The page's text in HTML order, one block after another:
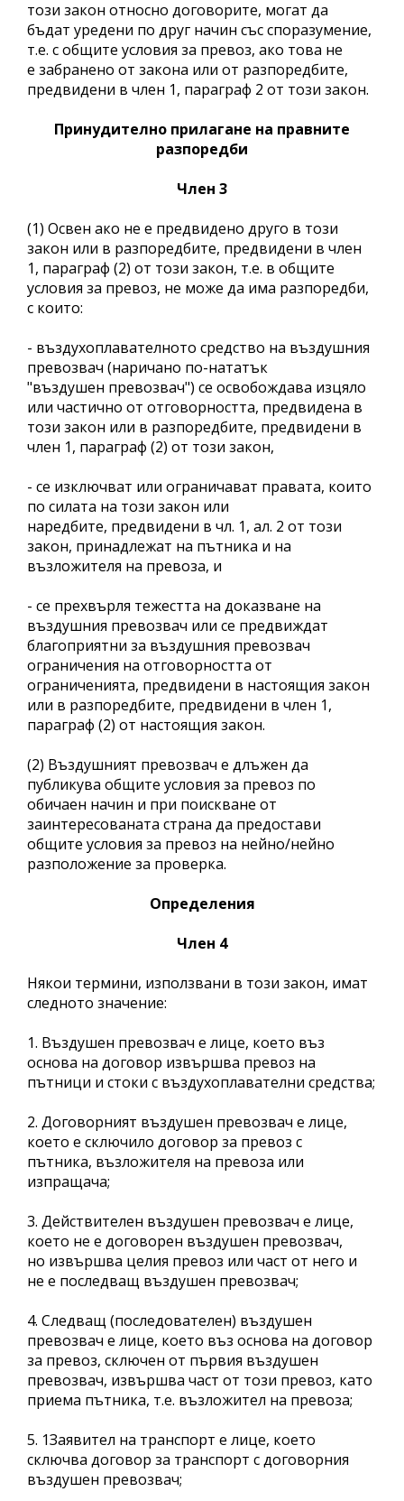
този закон относно договорите, могат да
бъдат уредени по друг начин със споразумение,
т.е. с общите условия за превоз, ако това не
е забранено от закона или от разпоредбите,
предвидени в член 1, параграф 2 от този закон.
Принудително прилагане на правните
разпоредби
Член 3
(1) Освен ако не е предвидено друго в този
закон или в разпоредбите, предвидени в член
1, параграф (2) от този закон, т.е. в общите
условия за превоз, не може да има разпоредби,
с които:
- въздухоплавателното средство на въздушния
превозвач (наричано по-нататък
"въздушен превозвач") се освобождава изцяло
или частично от отговорността, предвидена в
този закон или в разпоредбите, предвидени в
член 1, параграф (2) от този закон,
- се изключват или ограничават правата, които
по силата на този закон или
наредбите, предвидени в чл. 1, ал. 2 от този
закон, принадлежат на пътника и на
възложителя на превоза, и
- се прехвърля тежестта на доказване на
въздушния превозвач или се предвиждат
благоприятни за въздушния превозвач
ограничения на отговорността от
ограниченията, предвидени в настоящия закон
или в разпоредбите, предвидени в член 1,
параграф (2) от настоящия закон.
(2) Въздушният превозвач е длъжен да
публикува общите условия за превоз по
обичаен начин и при поискване от
заинтересованата страна да предостави
общите условия за превоз на нейно/нейно
разположение за проверка.
Определения
Член 4
Някои термини, използвани в този закон, имат
следното значение:
1. Въздушен превозвач е лице, което въз
основа на договор извършва превоз на
пътници и стоки с въздухоплавателни средства;
2. Договорният въздушен превозвач е лице,
което е сключило договор за превоз с
пътника, възложителя на превоза или
изпращача;
3. Действителен въздушен превозвач е лице,
което не е договорен въздушен превозвач,
но извършва целия превоз или част от него и
не е последващ въздушен превозвач;
4. Следващ (последователен) въздушен
превозвач е лице, което въз основа на договор
за превоз, сключен от първия въздушен
превозвач, извършва част от този превоз, като
приема пътника, т.е. възложител на превоза;
5. 1Заявител на транспорт е лице, което
сключва договор за транспорт с договорния
въздушен превозвач;